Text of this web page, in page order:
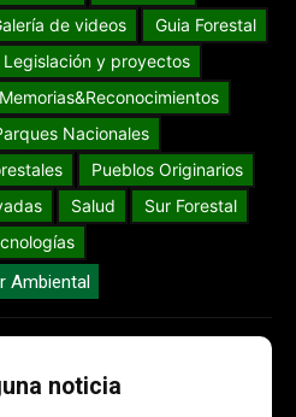
de videos
Guia Forestal
Legislación y proyectos
Memorias&Reconocimientos
Nacionales
Pueblos Originarios
Salud
Sur Forestal
Ambiental
noticia